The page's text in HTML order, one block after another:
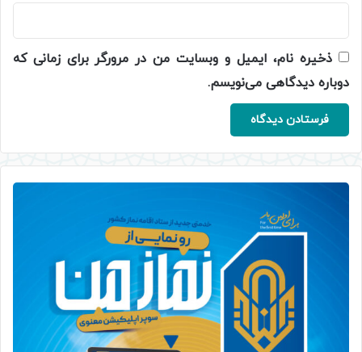
ذخیره نام، ایمیل و وبسایت من در مرورگر برای زمانی که
دوباره دیدگاهی می‌نویسم.